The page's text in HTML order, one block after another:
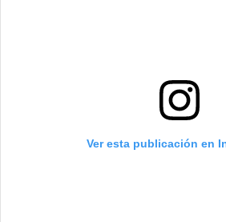
Ver esta publicación en